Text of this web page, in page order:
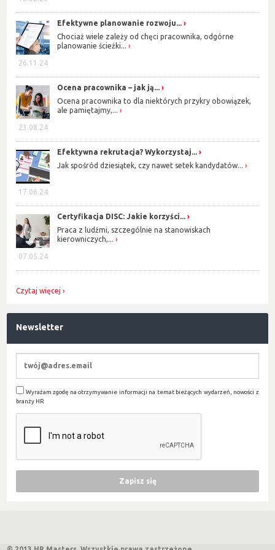
26.11.24
Efektywne planowanie rozwoju...
Chociaż wiele zależy od chęci pracownika, odgórne
planowanie ścieżki...
23.08.24
Ocena pracownika – jak ją...
Ocena pracownika to dla niektórych przykry obowiązek,
ale pamiętajmy,...
17.06.24
Efektywna rekrutacja? Wykorzystaj...
Jak spośród dziesiątek, czy nawet setek kandydatów...
07.05.24
Certyfikacja DISC: Jakie korzyści...
Praca z ludźmi, szczególnie na stanowiskach
kierowniczych,...
Czytaj więcej
Newsletter
Wyrażam zgodę na otrzymywanie informacji na temat bieżących wydarzeń, nowości z
branży HR